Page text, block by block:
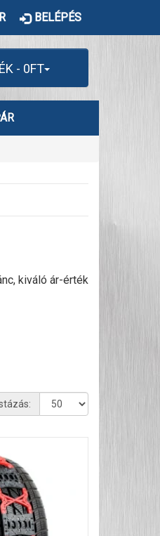
BELÉPÉS
- 0FT
kiváló ár-érték